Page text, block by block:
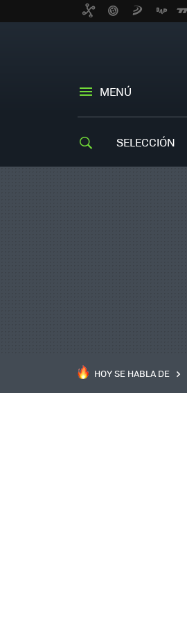
MENÚ
SELECCIÓN
HOY SE HABLA DE